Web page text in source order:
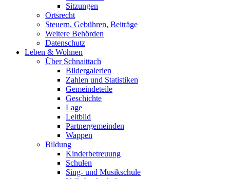
Sitzungen
Ortsrecht
Steuern, Gebühren, Beiträge
Weitere Behörden
Datenschutz
Leben & Wohnen
Über Schnaittach
Bildergalerien
Zahlen und Statistiken
Gemeindeteile
Geschichte
Lage
Leitbild
Partnergemeinden
Wappen
Bildung
Kinderbetreuung
Schulen
Sing- und Musikschule